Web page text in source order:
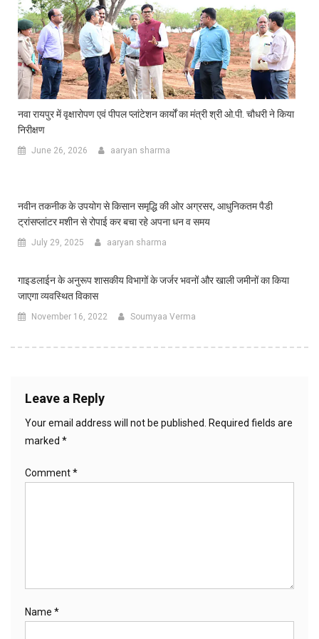
नवा रायपुर में वृक्षारोपण एवं पीपल प्लांटेशन कार्यों का मंत्री श्री ओ.पी. चौधरी ने किया
निरीक्षण
June 26, 2026 aaryan sharma
नवीन तकनीक के उपयोग से किसान समृद्धि की ओर अग्रसर, आधुनिकतम पैडी
ट्रांसप्लांटर मशीन से रोपाई कर बचा रहे अपना धन व समय
July 29, 2025 aaryan sharma
गाइडलाईन के अनुरूप शासकीय विभागों के जर्जर भवनों और खाली जमीनों का किया
जाएगा व्यवस्थित विकास
November 16, 2022 Soumyaa Verma
Leave a Reply
Your email address will not be published. Required fields are
marked *
Comment*
Name *